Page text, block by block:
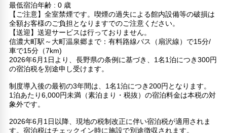
最低宿泊年齢 : 0 歳
【ご注意】全室禁煙です。喫煙の過失による館内設備等の破損は
全額お客様のご負担となりますでのご注意ください。
【送迎】送迎サービスは行っておりません。
信濃大町駅～大町温泉郷まで：有料路線バス（扇沢線）で15分/
車で15分（7km)
2026年6月1日より、長野県の条例に基づき、1名1泊につき300円
の宿泊税を別途申し受けます。
制度導入後の最初の3年間は、1名1泊につき200円となります。
1泊あたり6,000円未満（素泊まり・税抜）の宿泊料金は本税の対
象外です。
2026年6月1日以降、現地の税制改正に伴い宿泊税が適用されま
す。宿泊税はチェックイン時に施設で別途徴収されます。